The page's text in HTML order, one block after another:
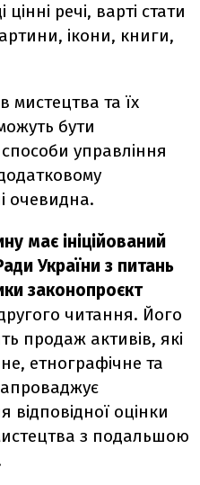
речі, варті стати
ікони, книги,
мистецтва та їх
бути
способи управління
очевидна.
має ініційований
України з питань
законопроєкт
читання. Його
продаж активів, які
етнографічне та
відповідної оцінки
з подальшою